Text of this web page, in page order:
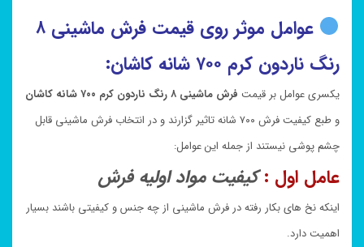
عوامل موثر روی قیمت فرش ماشینی ۸
رنگ ناردون کرم ۷۰۰ شانه کاشان:
یکسری عوامل بر قیمت فرش ماشینی ۸ رنگ ناردون کرم ۷۰۰ شانه کاشان
و طبع کیفیت فرش ۷۰۰ شانه تاثیر گزارند و در انتخاب فرش ماشینی قابل
چشم پوشی نیستند از جمله این عوامل:
عامل اول : کیفیت مواد اولیه فرش
اینکه نخ های بکار رفته در فرش ماشینی از چه جنس و کیفیتی باشند بسیار
اهمیت دارد.